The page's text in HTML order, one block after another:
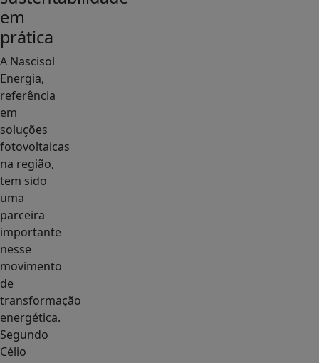
em
prática
A Nascisol
Energia,
referência
em
soluções
fotovoltaicas
na região,
tem sido
uma
parceira
importante
nesse
movimento
de
transformação
energética.
Segundo
Célio